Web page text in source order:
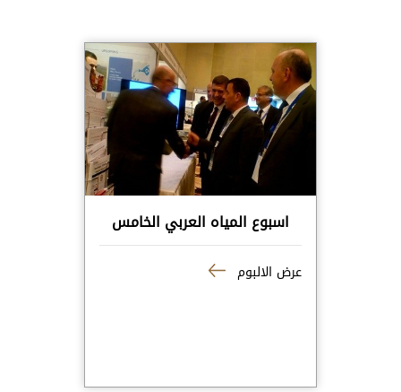
اسبوع المياه العربي الخامس
عرض الالبوم